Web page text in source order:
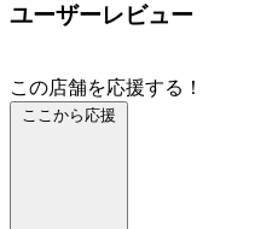
ユーザーレビュー
この店舗を応援する！
ここから応援